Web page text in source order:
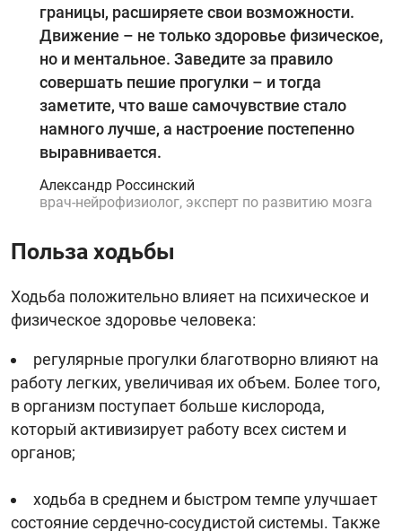
границы, расширяете свои возможности.
Движение – не только здоровье физическое,
но и ментальное. Заведите за правило
совершать пешие прогулки – и тогда
заметите, что ваше самочувствие стало
намного лучше, а настроение постепенно
выравнивается.
Александр Россинский
врач-нейрофизиолог, эксперт по развитию мозга
Польза ходьбы
Ходьба положительно влияет на психическое и
физическое здоровье человека:
регулярные прогулки благотворно влияют на
работу легких, увеличивая их объем. Более того,
в организм поступает больше кислорода,
который активизирует работу всех систем и
органов;
ходьба в среднем и быстром темпе улучшает
состояние сердечно-сосудистой системы. Также